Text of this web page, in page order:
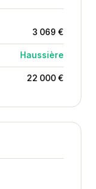
3 069 €
Haussière
22 000 €